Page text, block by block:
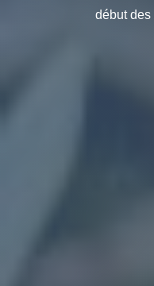
début des